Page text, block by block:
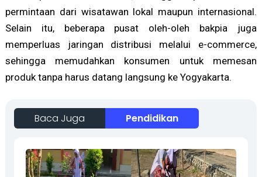
permintaan dari wisatawan lokal maupun internasional.
Selain itu, beberapa pusat oleh-oleh bakpia juga
memperluas jaringan distribusi melalui e-commerce,
sehingga memudahkan konsumen untuk memesan
produk tanpa harus datang langsung ke Yogyakarta.
Baca Juga Pendidikan